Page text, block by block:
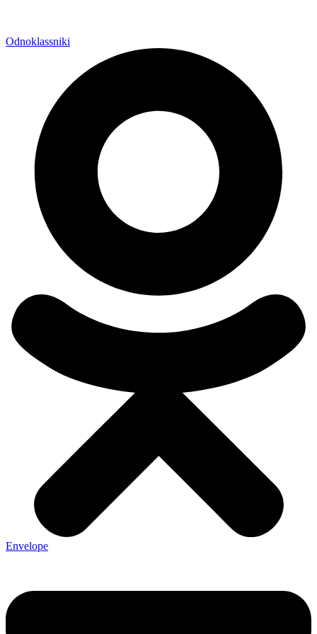
Odnoklassniki
Envelope